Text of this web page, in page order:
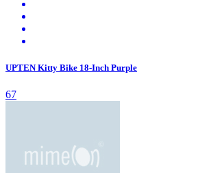
UPTEN Kitty Bike 18-Inch Purple
67